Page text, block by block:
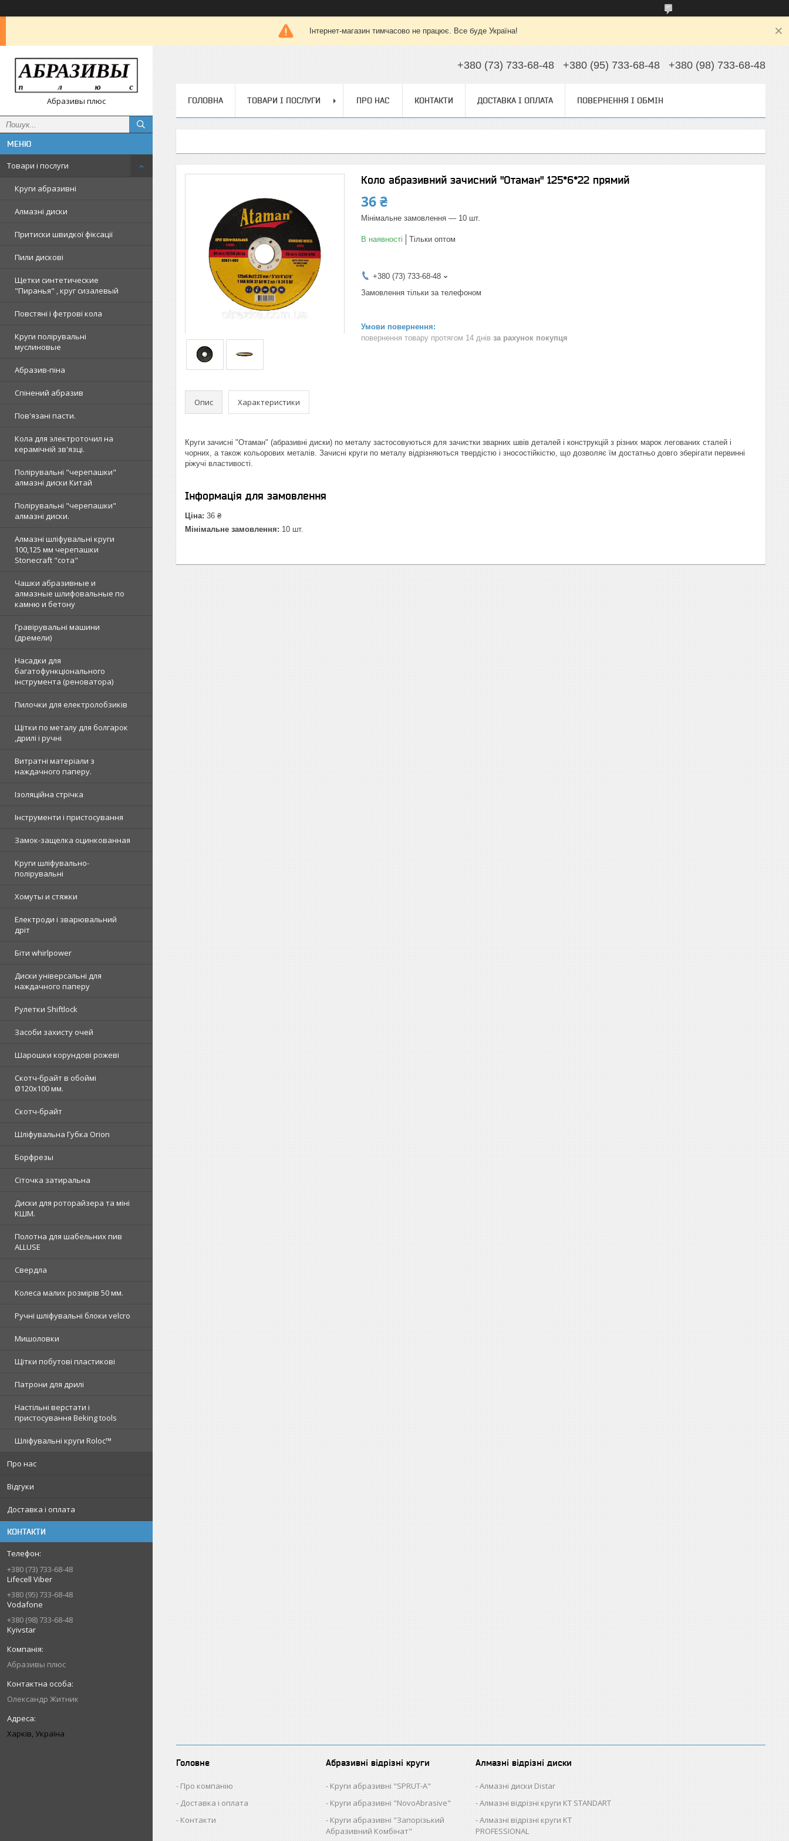
Інтернет-магазин тимчасово не працює. Все буде Україна!
Абразивы плюс
Товари і послуги
Круги абразивні
Алмазні диски
Притиски швидкої фіксації
Пили дискові
Щетки синтетические
"Пиранья" , круг сизалевый
Повстяні і фетрові кола
Круги полірувальні
муслиновые
Абразив-піна
Спінений абразив
Пов'язані пасти.
Кола для электроточил на
керамічній зв'язці.
Полірувальні "черепашки"
алмазні диски Китай
Полірувальні "черепашки"
алмазні диски.
Алмазні шліфувальні круги
100,125 мм черепашки
Stonecraft "сота"
Чашки абразивные и
алмазные шлифовальные по
камню и бетону
Гравірувальні машини
(дремели)
Насадки для
багатофункціонального
інструмента (реноватора)
Пилочки для електролобзиків
Щітки по металу для болгарок
,дрилі і ручні
Витратні матеріали з
наждачного паперу.
Ізоляційна стрічка
Інструменти і пристосування
Замок-защелка оцинкованная
Круги шліфувально-
полірувальні
Хомуты и стяжки
Електроди і зварювальний
дріт
Біти whirlpower
Диски універсальні для
наждачного паперу
Рулетки Shiftlock
Засоби захисту очей
Шарошки корундові рожеві
Скотч-брайт в обоймі
Ø120х100 мм.
Скотч-брайт
Шліфувальна Губка Orion
Борфрезы
Сіточка затиральна
Диски для роторайзера та міні
КШМ.
Полотна для шабельних пив
ALLUSE
Свердла
Колеса малих розмірів 50 мм.
Ручні шліфувальні блоки velcro
Мишоловки
Щітки побутові пластикові
Патрони для дрилі
Настільні верстати і
пристосування Beking tools
Шліфувальні круги Roloc™
Про нас
Відгуки
Доставка і оплата
КОНТАКТИ
+380 (73) 733-68-48
Lifecell Viber
+380 (95) 733-68-48
Vodafone
+380 (98) 733-68-48
Kyivstar
Абразивы плюс
Олександр Житник
Харків, Україна
+380 (73) 733-68-48 +380 (95) 733-68-48 +380 (98) 733-68-48
ГОЛОВНА ТОВАРИ І ПОСЛУГИ ПРО НАС КОНТАКТИ ДОСТАВКА І ОПЛАТА ПОВЕРНЕННЯ І ОБМІН
Коло абразивний зачисний "Отаман" 125*6*22 прямий
36 ₴
Мінімальне замовлення — 10 шт.
В наявності Тільки оптом
+380 (73) 733-68-48
Замовлення тільки за телефоном
повернення товару протягом 14 днів за рахунок покупця
Опис Характеристики
Круги зачисні "Отаман" (абразивні диски) по металу застосовуються для зачистки зварних швів деталей і конструкцій з різних марок легованих сталей і
чорних, а також кольорових металів. Зачисні круги по металу відрізняються твердістю і зносостійкістю, що дозволяє їм достатньо довго зберігати первинні
ріжучі властивості.
Інформація для замовлення
Ціна: 36 ₴
Мінімальне замовлення: 10 шт.
Головне
Про компанію
Доставка і оплата
Контакти
Абразивні відрізні круги
Круги абразивні "SPRUT-A"
Круги абразивні "NovoAbrasive"
Круги абразивні "Запорізький
Абразивний Комбінат"
Алмазні відрізні диски
Алмазні диски Distar
Алмазні відрізні круги КТ STANDART
Алмазні відрізні круги КТ
PROFESSIONAL